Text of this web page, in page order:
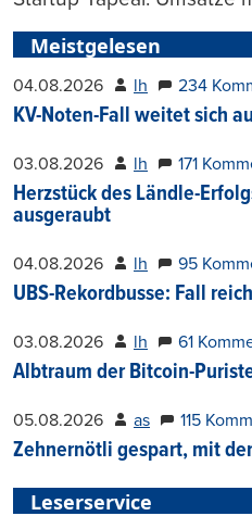
Meistgelesen
04.08.2026 lh 234
KV-Noten-Fall weitet sich
03.08.2026 lh 171
Herzstück des Ländle-
ausgeraubt
04.08.2026 lh 95
UBS-Rekordbusse: Fall
03.08.2026 lh 61
Albtraum der Bitcoin-
05.08.2026 as 115
Zehnernötli gespart, mit
Leserservice